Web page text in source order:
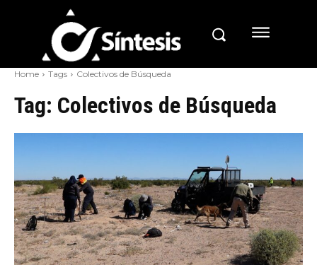
Home Tags Colectivos de Búsqueda
Tag: Colectivos de Búsqueda